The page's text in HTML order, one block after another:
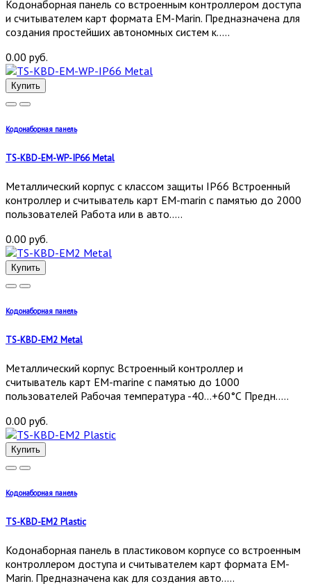
Кодонаборная панель со встроенным контроллером доступа
и считывателем карт формата EM-Marin. Предназначена для
создания простейших автономных систем к.....
0.00 руб.
Купить
Кодонаборная панель
TS-KBD-EM-WP-IP66 Metal
Металлический корпус с классом защиты IP66 Встроенный
контроллер и считыватель карт EM-marin с памятью до 2000
пользователей Работа или в авто.....
0.00 руб.
Купить
Кодонаборная панель
TS-KBD-EM2 Metal
Металлический корпус Встроенный контроллер и
считыватель карт EM-marine с памятью до 1000
пользователей Рабочая температура -40...+60°С Предн.....
0.00 руб.
Купить
Кодонаборная панель
TS-KBD-EM2 Plastic
Кодонаборная панель в пластиковом корпусе со встроенным
контроллером доступа и считывателем карт формата EM-
Marin. Предназначена как для создания авто.....